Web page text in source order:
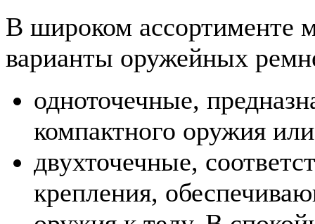
В широком ассортименте
варианты оружейных
одноточечные,
компактного оружия
двухточечные,
крепления,